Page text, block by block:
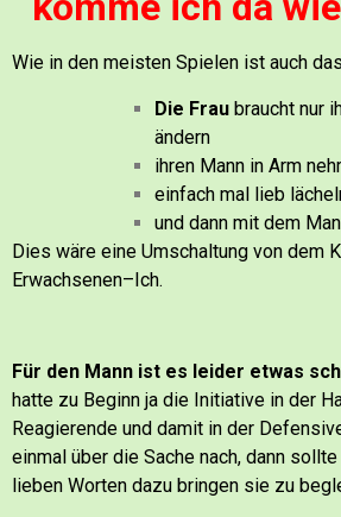
Wie in den meisten Spielen ist auch
Die Frau braucht nur
ändern
ihren Mann in Arm
einfach mal lieb
und dann mit dem
Dies wäre eine Umschaltung von dem
Erwachsenen–Ich.
Für den Mann ist es leider etwas
hatte zu Beginn ja die Initiative in der
Reagierende und damit in der
einmal über die Sache nach, dann
lieben Worten dazu bringen sie zu